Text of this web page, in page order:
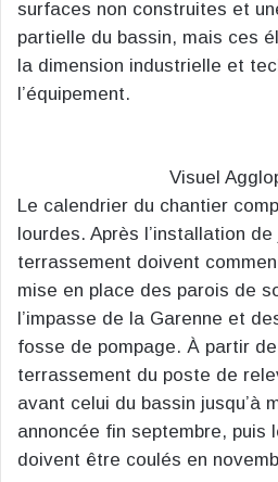
surfaces non construites et
partielle du bassin, mais ces
la dimension industrielle et
l’équipement.
Visuel
Le calendrier du chantier
lourdes. Après l’installation
terrassement doivent
mise en place des parois de
l’impasse de la Garenne et
fosse de pompage. À partir
terrassement du poste de
avant celui du bassin jusqu’à
annoncée fin septembre, puis
doivent être coulés en